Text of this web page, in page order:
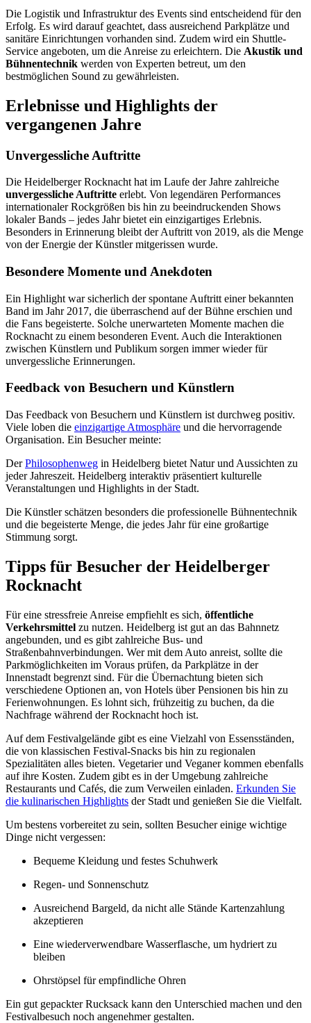
Die Logistik und Infrastruktur des Events sind entscheidend für den
Erfolg. Es wird darauf geachtet, dass ausreichend Parkplätze und
sanitäre Einrichtungen vorhanden sind. Zudem wird ein Shuttle-
Service angeboten, um die Anreise zu erleichtern. Die Akustik und
Bühnentechnik werden von Experten betreut, um den
bestmöglichen Sound zu gewährleisten.
Erlebnisse und Highlights der
vergangenen Jahre
Unvergessliche Auftritte
Die Heidelberger Rocknacht hat im Laufe der Jahre zahlreiche
unvergessliche Auftritte erlebt. Von legendären Performances
internationaler Rockgrößen bis hin zu beeindruckenden Shows
lokaler Bands – jedes Jahr bietet ein einzigartiges Erlebnis.
Besonders in Erinnerung bleibt der Auftritt von 2019, als die Menge
von der Energie der Künstler mitgerissen wurde.
Besondere Momente und Anekdoten
Ein Highlight war sicherlich der spontane Auftritt einer bekannten
Band im Jahr 2017, die überraschend auf der Bühne erschien und
die Fans begeisterte. Solche unerwarteten Momente machen die
Rocknacht zu einem besonderen Event. Auch die Interaktionen
zwischen Künstlern und Publikum sorgen immer wieder für
unvergessliche Erinnerungen.
Feedback von Besuchern und Künstlern
Das Feedback von Besuchern und Künstlern ist durchweg positiv.
Viele loben die einzigartige Atmosphäre und die hervorragende
Organisation. Ein Besucher meinte:
DerPhilosophenweg in Heidelberg bietet Natur und Aussichten zu
jeder Jahreszeit. Heidelberg interaktiv präsentiert kulturelle
Veranstaltungen und Highlights in der Stadt.
Die Künstler schätzen besonders die professionelle Bühnentechnik
und die begeisterte Menge, die jedes Jahr für eine großartige
Stimmung sorgt.
Tipps für Besucher der Heidelberger
Rocknacht
Für eine stressfreie Anreise empfiehlt es sich, öffentliche
Verkehrsmittel zu nutzen. Heidelberg ist gut an das Bahnnetz
angebunden, und es gibt zahlreiche Bus- und
Straßenbahnverbindungen. Wer mit dem Auto anreist, sollte die
Parkmöglichkeiten im Voraus prüfen, da Parkplätze in der
Innenstadt begrenzt sind. Für die Übernachtung bieten sich
verschiedene Optionen an, von Hotels über Pensionen bis hin zu
Ferienwohnungen. Es lohnt sich, frühzeitig zu buchen, da die
Nachfrage während der Rocknacht hoch ist.
Auf dem Festivalgelände gibt es eine Vielzahl von Essensständen,
die von klassischen Festival-Snacks bis hin zu regionalen
Spezialitäten alles bieten. Vegetarier und Veganer kommen ebenfalls
auf ihre Kosten. Zudem gibt es in der Umgebung zahlreiche
Restaurants und Cafés, die zum Verweilen einladen. Erkunden Sie
die kulinarischen Highlights der Stadt und genießen Sie die Vielfalt.
Um bestens vorbereitet zu sein, sollten Besucher einige wichtige
Dinge nicht vergessen:
Bequeme Kleidung und festes Schuhwerk
Regen- und Sonnenschutz
Ausreichend Bargeld, da nicht alle Stände Kartenzahlung
akzeptieren
Eine wiederverwendbare Wasserflasche, um hydriert zu
bleiben
Ohrstöpsel für empfindliche Ohren
Ein gut gepackter Rucksack kann den Unterschied machen und den
Festivalbesuch noch angenehmer gestalten.